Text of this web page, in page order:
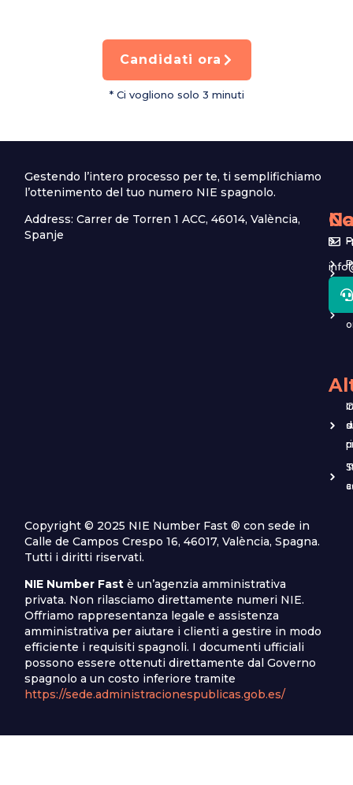
Candidati ora
* Ci vogliono solo 3 minuti
Gestendo l’intero processo per te, ti semplifichiamo
l’ottenimento del tuo numero NIE spagnolo.
Address: Carrer de Torren 1 ACC, 46014, València,
Spanje
Copyright © 2025 NIE Number Fast ® con sede in
Calle de Campos Crespo 16, 46017, València, Spagna.
Tutti i diritti riservati.
NIE Number Fast è un’agenzia amministrativa
privata. Non rilasciamo direttamente numeri NIE.
Offriamo rappresentanza legale e assistenza
amministrativa per aiutare i clienti a gestire in modo
efficiente i requisiti spagnoli. I documenti ufficiali
possono essere ottenuti direttamente dal Governo
spagnolo a un costo inferiore tramite
https://sede.administracionespublicas.gob.es/